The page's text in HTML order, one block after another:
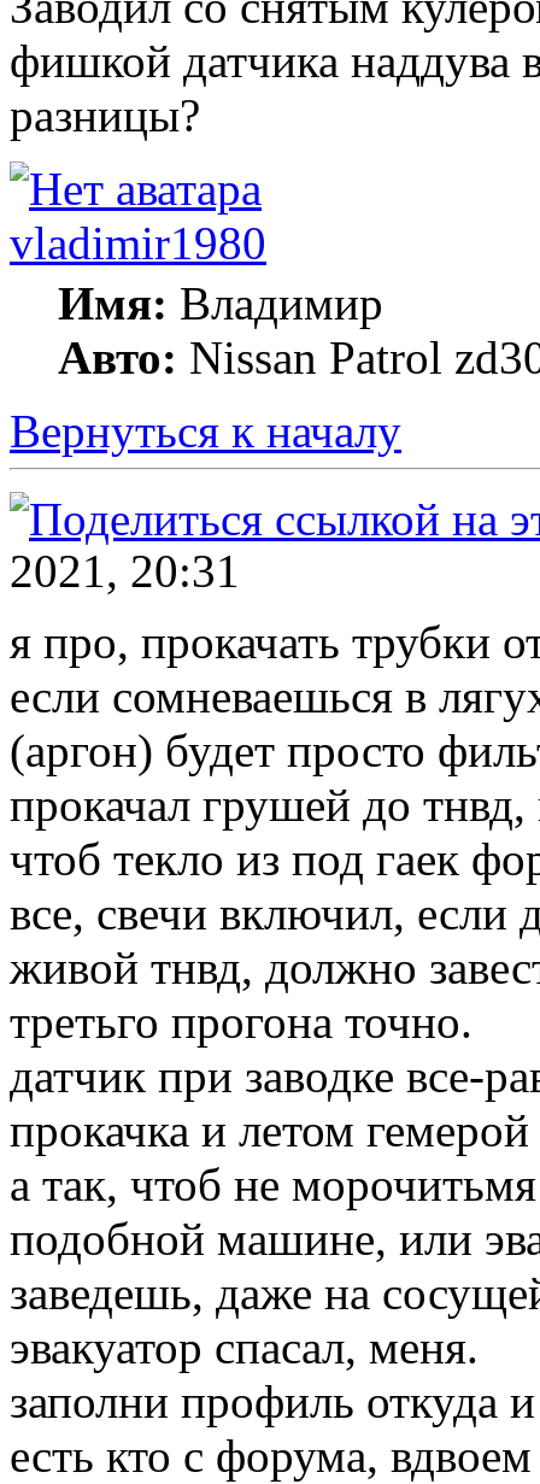
фишкой датчика наддува
разницы?
vladimir1980
Имя: Владимир
Авто: Nissan Patrol
Вернуться к началу
2021, 20:31
я про, прокачать трубки
если сомневаешься в
(аргон) будет просто
прокачал грушей до тнвд,
чтоб текло из под гаек
все, свечи включил, если
живой тнвд, должно
третьго прогона точно.
датчик при заводке все-
прокачка и летом гемерой
а так, чтоб не
подобной машине, или
заведешь, даже на
эвакуатор спасал, меня.
заполни профиль откуда
есть кто с форума, вдвоем